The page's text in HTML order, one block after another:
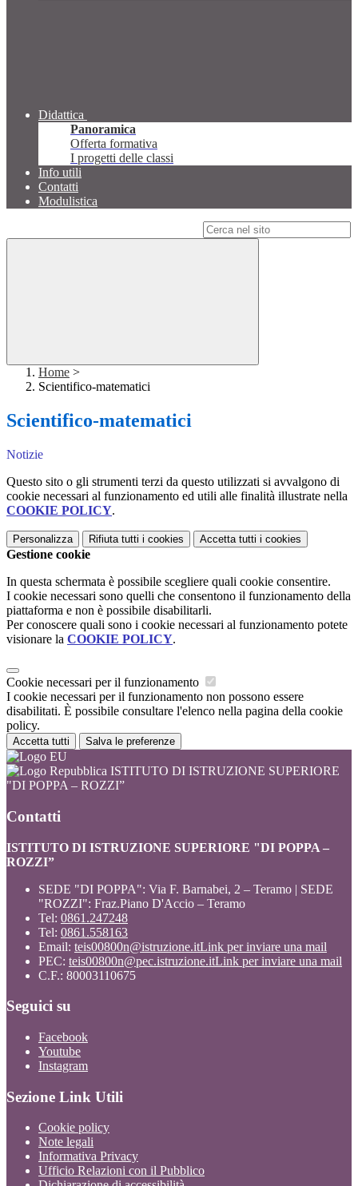
Didattica
Panoramica
Offerta formativa
I progetti delle classi
Info utili
Contatti
Modulistica
Home >
Scientifico-matematici
Scientifico-matematici
Notizie
Questo sito o gli strumenti terzi da questo utilizzati si avvalgono di
cookie necessari al funzionamento ed utili alle finalità illustrate nella
COOKIE POLICY.
Personalizza Rifiuta tutti i cookies Accetta tutti i cookies
Gestione cookie
In questa schermata è possibile scegliere quali cookie consentire.
I cookie necessari sono quelli che consentono il funzionamento della
piattaforma e non è possibile disabilitarli.
Per conoscere quali sono i cookie necessari al funzionamento potete
visionare la COOKIE POLICY.
Cookie necessari per il funzionamento
I cookie necessari per il funzionamento non possono essere
disabilitati. È possibile consultare l'elenco nella pagina della cookie
policy.
Accetta tutti Salva le preferenze
ISTITUTO DI ISTRUZIONE SUPERIORE
"DI POPPA – ROZZI”
Contatti
ISTITUTO DI ISTRUZIONE SUPERIORE "DI POPPA –
ROZZI”
SEDE "DI POPPA": Via F. Barnabei, 2 – Teramo | SEDE
"ROZZI": Fraz.Piano D'Accio – Teramo
Tel: 0861.247248
Tel: 0861.558163
Email: teis00800n@istruzione.itLink per inviare una mail
PEC: teis00800n@pec.istruzione.itLink per inviare una mail
C.F.: 80003110675
Seguici su
Facebook
Youtube
Instagram
Sezione Link Utili
Cookie policy
Note legali
Informativa Privacy
Ufficio Relazioni con il Pubblico